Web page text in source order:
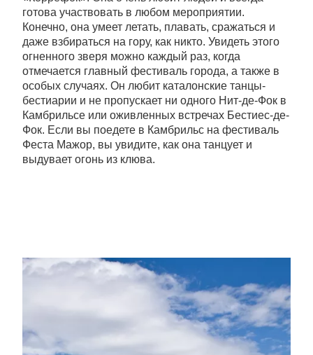
готова участвовать в любом мероприятии.
Конечно, она умеет летать, плавать, сражаться и
даже взбираться на гору, как никто. Увидеть этого
огненного зверя можно каждый раз, когда
отмечается главный фестиваль города, а также в
особых случаях. Он любит каталонские танцы-
бестиарии и не пропускает ни одного Нит-де-Фок в
Камбрильсе или оживленных встречах Бестиес-де-
Фок. Если вы поедете в Камбрильс на фестиваль
Феста Мажор, вы увидите, как она танцует и
выдувает огонь из клюва.